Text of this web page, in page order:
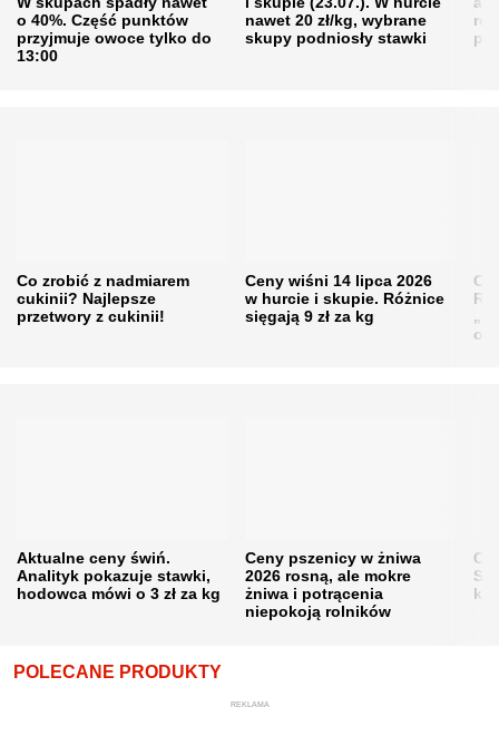
o 40%. Część punktów
przyjmuje owoce tylko do
13:00
nawet 20 zł/kg, wybrane
skupy podniosły stawki
Co zrobić z nadmiarem
cukinii? Najlepsze
przetwory z cukinii!
Ceny wiśni 14 lipca 2026
w hurcie i skupie. Różnice
sięgają 9 zł za kg
Aktualne ceny świń.
Analityk pokazuje stawki,
hodowca mówi o 3 zł za kg
Ceny pszenicy w żniwa
2026 rosną, ale mokre
żniwa i potrącenia
niepokoją rolników
POLECANE PRODUKTY
REKLAMA